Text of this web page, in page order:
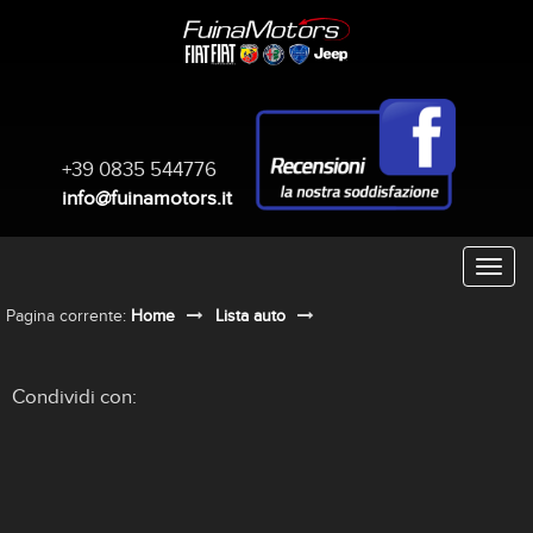
+39 0835 544776
info@fuinamotors.it
Pagina corrente: Home Lista auto
Condividi con: